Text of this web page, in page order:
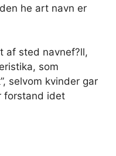
he art navn er
af sted navnef?ll,
som
selvom kvinder gar
forstand idet